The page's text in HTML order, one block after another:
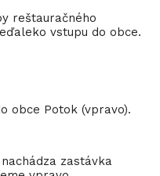
reštauračného
vstupu do obce.
obce Potok (vpravo).
zastávka